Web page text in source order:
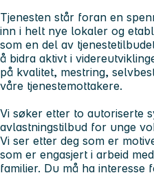
Tjenesten står foran en
inn i helt nye lokaler og
som en del av
å bidra aktivt i
på kvalitet, mestring,
våre tjenestemottakere.
Vi søker etter to autoriserte
avlastningstilbud for unge
Vi ser etter deg som er
som er engasjert i arbeid
familier. Du må ha interesse